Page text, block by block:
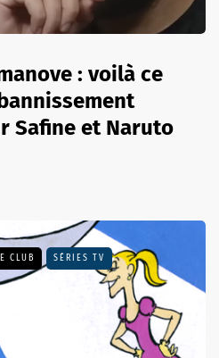
: voilà ce
Safine et Naruto
CLUB SÉRIES TV